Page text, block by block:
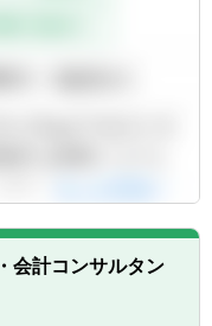
会計コンサルタン